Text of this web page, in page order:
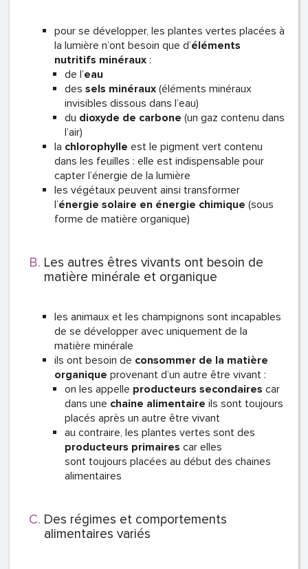
pour se développer, les plantes vertes placées à
la lumière n’ont besoin que d’éléments
nutritifs minéraux :
de l’eau
des sels minéraux (éléments minéraux
invisibles dissous dans l’eau)
du dioxyde de carbone (un gaz contenu dans
l’air)
la chlorophylle est le pigment vert contenu
dans les feuilles : elle est indispensable pour
capter l’énergie de la lumière
les végétaux peuvent ainsi transformer
l’énergie solaire en énergie chimique (sous
forme de matière organique)
Les autres êtres vivants ont besoin de
matière minérale et organique
les animaux et les champignons sont incapables
de se développer avec uniquement de la
matière minérale
ils ont besoin de consommer de la matière
organique provenant d’un autre être vivant :
on les appelle producteurs secondaires car
dans une chaine alimentaire ils sont toujours
placés après un autre être vivant
au contraire, les plantes vertes sont des
producteurs primaires car elles
sont toujours placées au début des chaines
alimentaires
Des régimes et comportements
alimentaires variés